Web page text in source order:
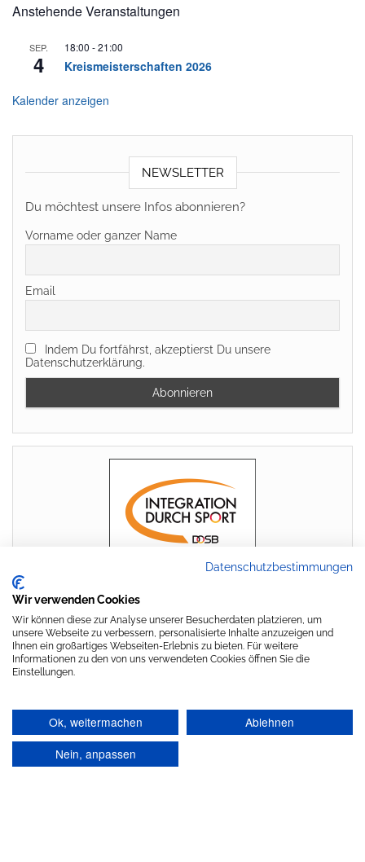
Anstehende Veranstaltungen
SEP.
4
18:00 -21:00
Kreismeisterschaften 2026
Kalender anzeigen
NEWSLETTER
Du möchtest unsere Infos abonnieren?
Vorname oder ganzer Name
Email
Indem Du fortfährst, akzeptierst Du unsere
Datenschutzerklärung.
Stolz präsentiert von
Datenschutzbestimmungen
Wir verwenden Cookies
Wir können diese zur Analyse unserer Besucherdaten platzieren, um
unsere Webseite zu verbessern, personalisierte Inhalte anzuzeigen und
Ihnen ein großartiges Webseiten-Erlebnis zu bieten. Für weitere
Informationen zu den von uns verwendeten Cookies öffnen Sie die
Einstellungen.
Ok, weitermachen
Ablehnen
Nein, anpassen